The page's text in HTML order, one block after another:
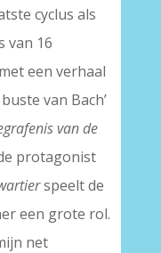
cyclus als
van 16
een verhaal
van Bach’
van de
protagonist
speelt de
een grote rol.
net